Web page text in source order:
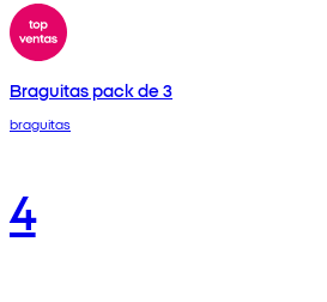
Braguitas pack de 3
braguitas
4